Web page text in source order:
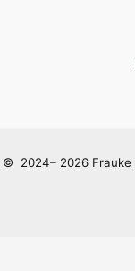
© 2024– 2026